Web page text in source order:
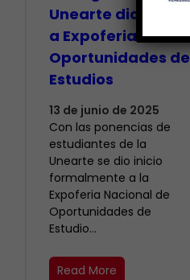
Unearte dio inicio
a Expoferia de
Oportunidades de
Estudios
13 de junio de 2025
Con las ponencias de
estudiantes de la
Unearte se dio inicio
formalmente a la
Expoferia Nacional de
Oportunidades de
Estudio…
Read More